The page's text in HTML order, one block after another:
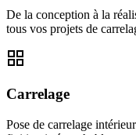
De la conception à la
tous vos projets de
Carrelage
Pose de carrelage